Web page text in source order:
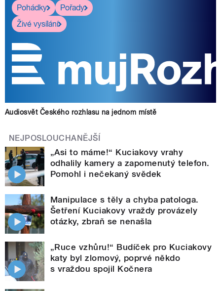
Pohádky
Pořady
Živé vysílání
Audiosvět Českého rozhlasu na jednom místě
NEJPOSLOUCHANĚJŠÍ
„Asi to máme!“ Kuciakovy vrahy
odhalily kamery a zapomenutý telefon.
Pomohl i nečekaný svědek
Manipulace s těly a chyba patologa.
Šetření Kuciakovy vraždy provázely
otázky, zbraň se nenašla
„Ruce vzhůru!“ Budíček pro Kuciakovy
katy byl zlomový, poprvé někdo
s vraždou spojil Kočnera